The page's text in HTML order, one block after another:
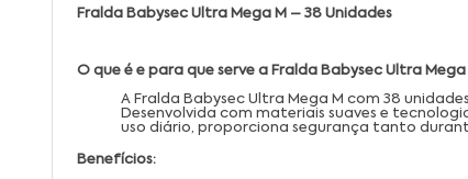
Fralda Babysec Ultra Mega M – 38 Unidades
O que é e para que serve a Fralda Babysec Ultra Mega
A Fralda Babysec Ultra Mega M com 38
Desenvolvida com materiais suaves e
uso diário, proporciona segurança tanto
Benefícios: